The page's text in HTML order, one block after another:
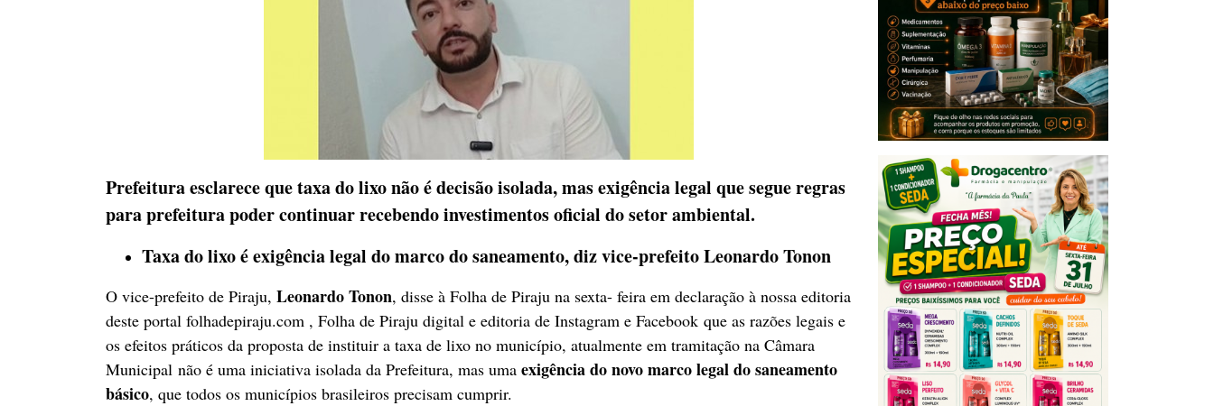
Prefeitura esclarece que taxa do lixo não é decisão isolada, mas exigência legal que segue regras
para prefeitura poder continuar recebendo investimentos oficial do setor ambiental.
Taxa do lixo é exigência legal do marco do saneamento, diz vice-prefeito Leonardo Tonon
O vice-prefeito de Piraju, Leonardo Tonon, disse à Folha de Piraju na sexta- feira em declaração à nossa editoria
deste portal folhadepiraju.com , Folha de Piraju digital e editoria de Instagram e Facebook que as razões legais e
os efeitos práticos da proposta de instituir a taxa de lixo no município, atualmente em tramitação na Câmara
Municipal não é uma iniciativa isolada da Prefeitura, mas uma exigência do novo marco legal do saneamento
básico, que todos os municípios brasileiros precisam cumprir.